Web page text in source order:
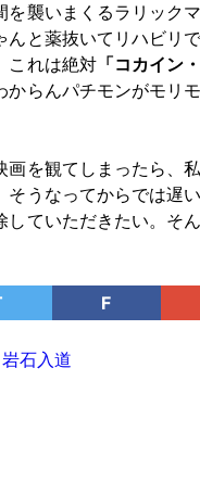
を襲いまくるラリック
んと薬抜いてリハビリ
これは絶対「コカイン
からんパチモンがモリ
画を観てしまったら、
そうなってからでは遅
していただきたい。そ
F
岩石入道